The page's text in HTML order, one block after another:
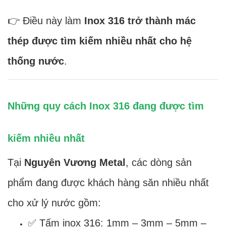
👉 Điều này làm Inox 316 trở thành mác
thép được tìm kiếm nhiều nhất cho hệ
thống nước.
Những quy cách Inox 316 đang được tìm
kiếm nhiều nhất
Tại Nguyên Vương Metal , các dòng sản
phẩm đang được khách hàng săn nhiều nhất
cho xử lý nước gồm:
✅ Tấm inox 316: 1mm – 3mm – 5mm –